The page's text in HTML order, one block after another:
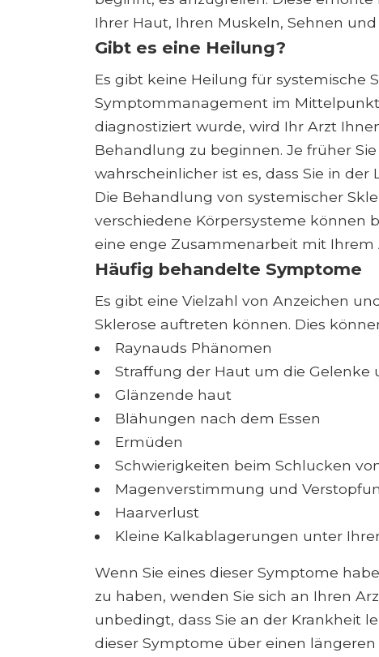
Ihrer Haut, Ihren Muskeln, Sehnen
Gibt es eine Heilung?
Es gibt keine Heilung für systemische
Symptommanagement im
diagnostiziert wurde, wird Ihr Arzt
Behandlung zu beginnen. Je früher
wahrscheinlicher ist es, dass Sie in
Die Behandlung von systemischer
verschiedene Körpersysteme können
eine enge Zusammenarbeit mit Ihrem
Häufig behandelte Symptome
Es gibt eine Vielzahl von Anzeichen
Sklerose auftreten können. Dies
Raynauds Phänomen
Straffung der Haut um die Gelenke
Glänzende haut
Blähungen nach dem Essen
Ermüden
Schwierigkeiten beim Schlucken
Magenverstimmung und
Haarverlust
Kleine Kalkablagerungen unter
Wenn Sie eines dieser Symptome
zu haben, wenden Sie sich an Ihren
unbedingt, dass Sie an der Krankheit
dieser Symptome über einen